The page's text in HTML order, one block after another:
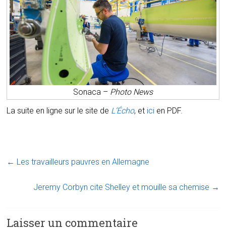
Sonaca – Photo News
La suite en ligne sur le site de L’Écho, et ici en PDF.
← Les travailleurs pauvres en Allemagne
Jeremy Corbyn cite Shelley et mouille sa chemise →
Laisser un commentaire